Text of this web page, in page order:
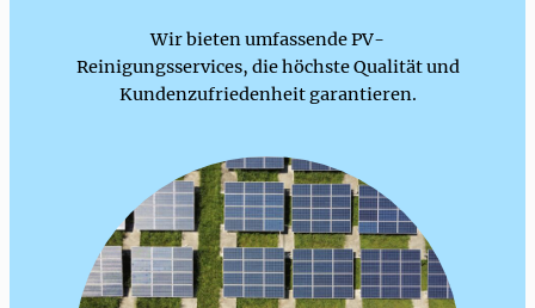
Wir bieten umfassende PV-
Reinigungsservices, die höchste Qualität und
Kundenzufriedenheit garantieren.